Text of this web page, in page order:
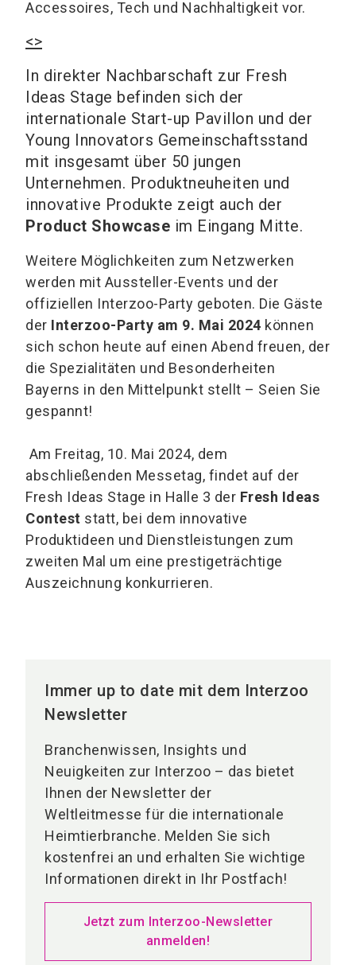
Accessoires, Tech und Nachhaltigkeit vor.
<>
In direkter Nachbarschaft zur Fresh
Ideas Stage befinden sich der
internationale Start-up Pavillon und der
Young Innovators Gemeinschaftsstand
mit insgesamt über 50 jungen
Unternehmen. Produktneuheiten und
innovative Produkte zeigt auch der
Product Showcase im Eingang Mitte.
Weitere Möglichkeiten zum Netzwerken
werden mit Aussteller-Events und der
offiziellen Interzoo-Party geboten. Die Gäste
der Interzoo-Party am 9. Mai 2024 können
sich schon heute auf einen Abend freuen, der
die Spezialitäten und Besonderheiten
Bayerns in den Mittelpunkt stellt – Seien Sie
gespannt!
Am Freitag, 10. Mai 2024, dem
abschließenden Messetag, findet auf der
Fresh Ideas Stage in Halle 3 der Fresh Ideas
Contest statt, bei dem innovative
Produktideen und Dienstleistungen zum
zweiten Mal um eine prestigeträchtige
Auszeichnung konkurrieren.
Immer up to date mit dem Interzoo
Newsletter
Branchenwissen, Insights und
Neuigkeiten zur Interzoo – das bietet
Ihnen der Newsletter der
Weltleitmesse für die internationale
Heimtierbranche. Melden Sie sich
kostenfrei an und erhalten Sie wichtige
Informationen direkt in Ihr Postfach!
Jetzt zum Interzoo-Newsletter
anmelden!